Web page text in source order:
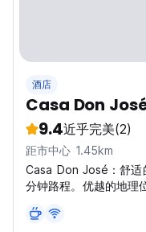
酒店
Casa Don
9.4近乎完美(2)
距市中心 1.45km
Casa Don José：舒适
分钟路程。优越的地理
language)